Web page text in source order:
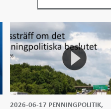
år
2026-06-17 PENNINGPOLITIK,